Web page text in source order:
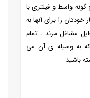
واسط و فیلتری با
خودتان را برای آنها به
مشاغل مرند ، تمام
که به وسیله ی آن می
باشید .